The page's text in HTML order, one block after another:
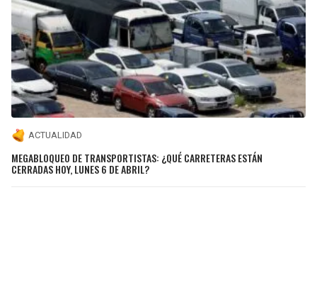
ACTUALIDAD
MEGABLOQUEO DE TRANSPORTISTAS: ¿QUÉ CARRETERAS ESTÁN
CERRADAS HOY, LUNES 6 DE ABRIL?